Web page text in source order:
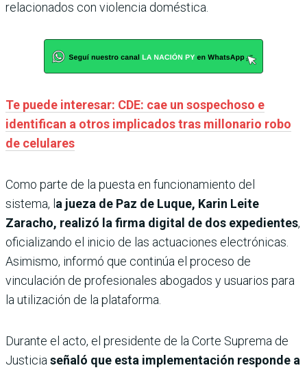
relacionados con violencia doméstica.
Te puede interesar: CDE: cae un sospechoso e
identifican a otros implicados tras millonario robo
de celulares
Como parte de la puesta en funcionamiento del
sistema, la jueza de Paz de Luque, Karin Leite
Zaracho, realizó la firma digital de dos expedientes,
oficializando el inicio de las actuaciones electrónicas.
Asimismo, informó que continúa el proceso de
vinculación de profesionales abogados y usuarios para
la utilización de la plataforma.
Durante el acto, el presidente de la Corte Suprema de
Justicia señaló que esta implementación responde a